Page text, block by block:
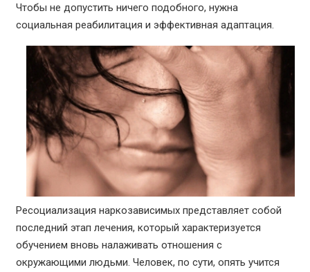
Чтобы не допустить ничего подобного, нужна
социальная реабилитация и эффективная адаптация.
Ресоциализация наркозависимых представляет собой
последний этап лечения, который характеризуется
обучением вновь налаживать отношения с
окружающими людьми. Человек, по сути, опять учится